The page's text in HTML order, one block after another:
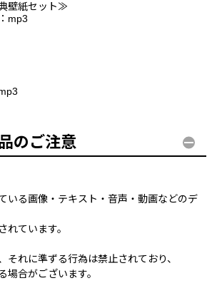
壁紙セット≫
mp3
のご注意
いる画像・テキスト・音声・動画などのデ
れています。
それに準ずる行為は禁止されており、
場合がございます。